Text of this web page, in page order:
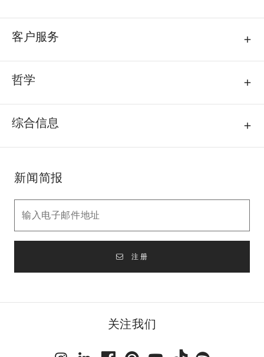
客户服务
哲学
综合信息
新闻简报
注册
关注我们